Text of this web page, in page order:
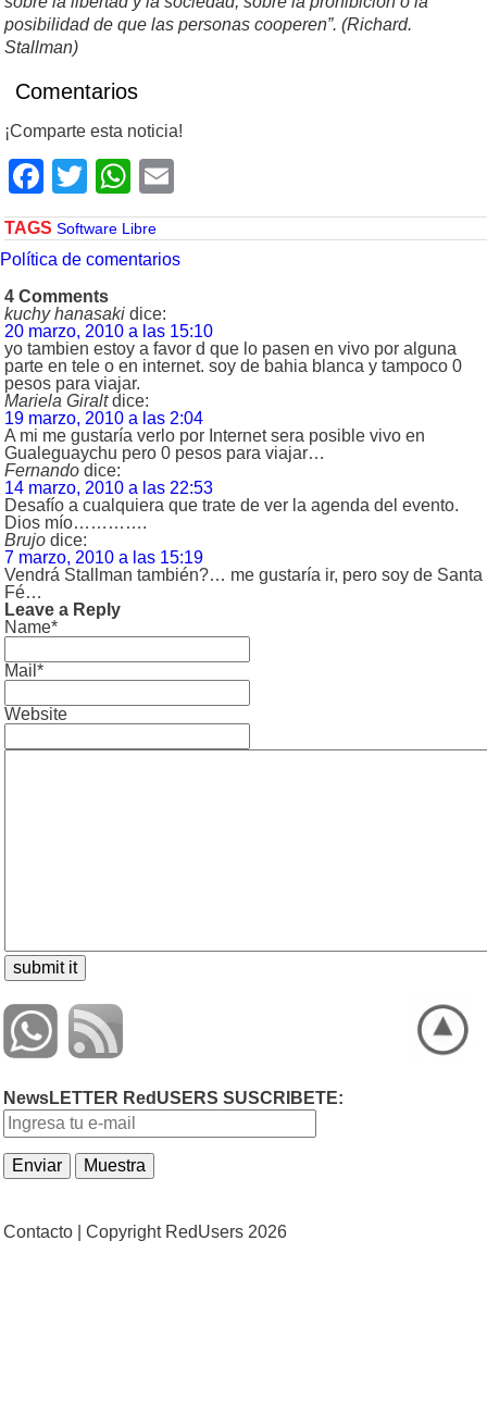
posibilidad de que las personas cooperen”. (Richard.
Stallman)
Comentarios
¡Comparte esta noticia!
Facebook
TwitterWhatsApp
TAGS Software Libre
Política de comentarios
4 Comments
kuchy hanasaki dice:
20 marzo, 2010 a las 15:10
yo tambien estoy a favor d que lo pasen en vivo por alguna
parte en tele o en internet. soy de bahia blanca y tampoco 0
pesos para viajar.
Mariela Giralt dice:
19 marzo, 2010 a las 2:04
A mi me gustaría verlo por Internet sera posible vivo en
Gualeguaychu pero 0 pesos para viajar…
Fernando dice:
14 marzo, 2010 a las 22:53
Desafío a cualquiera que trate de ver la agenda del evento.
Dios mío………….
Brujo dice:
7 marzo, 2010 a las 15:19
Vendrá Stallman también?… me gustaría ir, pero soy de Santa
Fé…
Leave a Reply
Name*
Mail*
Website
NewsLETTER RedUSERS SUSCRIBETE:
Contacto | Copyright RedUsers 2026